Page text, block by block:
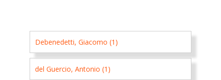
Debenedetti, Giacomo (1)
del Guercio, Antonio (1)